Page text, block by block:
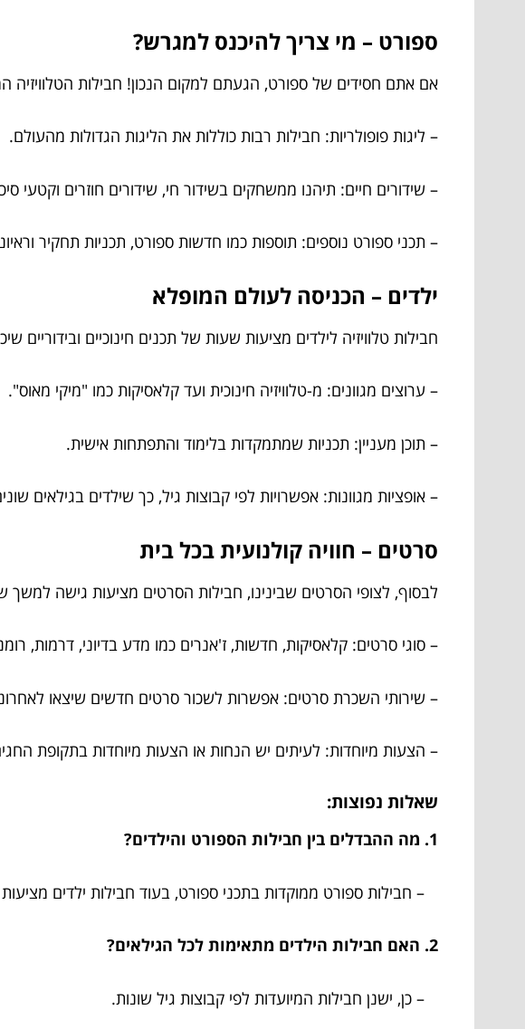
ספורט – מי צריך להיכנס למגרש?
אם אתם חסידים של ספורט, הגעתם למקום הנכון! חבילות הטלוויזיה
– ליגות פופולריות: חבילות רבות כוללות את הליגות הגדולות מהעולם.
– שידורים חיים: תיהנו ממשחקים בשידור חי, שידורים חוזרים וקטעי
– תכני ספורט נוספים: תוספות כמו חדשות ספורט, תכניות תחקיר
ילדים – הכניסה לעולם המופלא
חבילות טלוויזיה לילדים מציעות שעות של תכנים חינוכיים ובידוריים
– ערוצים מגוונים: מ-טלוויזיה חינוכית ועד קלאסיקות כמו "מיקי מאוס".
– תוכן מעניין: תכניות שמתמקדות בלימוד והתפתחות אישית.
– אופציות מגוונות: אפשרויות לפי קבוצות גיל, כך שילדים בגילאים
סרטים – חוויה קולנועית בכל בית
לבסוף, לצופי הסרטים שבינינו, חבילות הסרטים מציעות גישה למשך
– סוגי סרטים: קלאסיקות, חדשות, ז'אנרים כמו מדע בדיוני, דרמות,
– שירותי השכרת סרטים: אפשרות לשכור סרטים חדשים שיצאו
– הצעות מיוחדות: לעיתים יש הנחות או הצעות מיוחדות בתקופת
שאלות נפוצות:
1. מה ההבדלים בין חבילות הספורט והילדים?
– חבילות ספורט ממוקדות בתכני ספורט, בעוד חבילות ילדים מציעות
2. האם חבילות הילדים מתאימות לכל הגילאים?
– כן, ישנן חבילות המיועדות לפי קבוצות גיל שונות.